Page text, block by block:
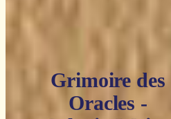
Grimoire des
Oracles -